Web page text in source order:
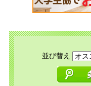
並び替え